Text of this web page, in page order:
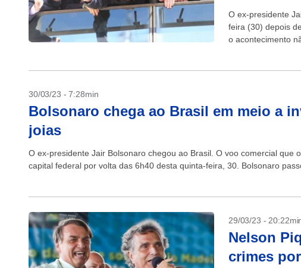
O ex-presidente
feira (30) depois
o acontecimento
30/03/23 - 7:28min
Bolsonaro chega ao Brasil em meio a
joias
O ex-presidente Jair Bolsonaro chegou ao Brasil. O voo comercial que
capital federal por volta das 6h40 desta quinta-feira, 30. Bolsonaro
29/03/23 -
Nelson
crimes